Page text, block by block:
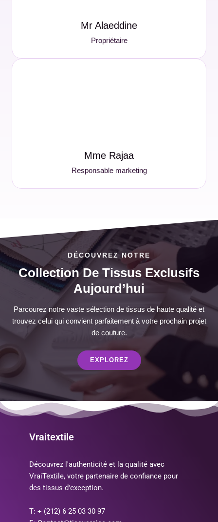
Mr Alaeddine
Propriétaire
Mme Rajaa
Responsable marketing
DÉCOUVREZ NOTRE
Collection De Tissus Exclusifs
Aujourd’hui
Parcourez notre vaste sélection de tissus de haute qualité et
trouvez celui qui convient parfaitement à votre prochain projet
de couture.
EXPLOREZ
Vraitextile
Découvrez l'authenticité et la qualité avec
VraiTextile, votre partenaire de confiance pour
des tissus d'exception.
T: + (212) 6 25 03 30 97